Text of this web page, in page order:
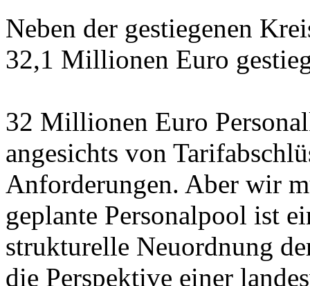
Neben der gestiegenen
32,1 Millionen Euro
32 Millionen Euro
angesichts von
Anforderungen. Aber wir
geplante Personalpool ist
strukturelle Neuordnung
die Perspektive einer